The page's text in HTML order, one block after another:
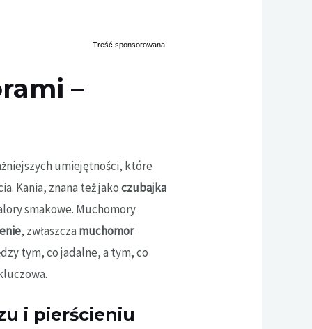
–
umiejętności, które
Kania, znana też jakoczubajka
smakowe. Muchomory
, zwłaszcza muchomor
tym, co jadalne, a tym, co
i pierścieniu